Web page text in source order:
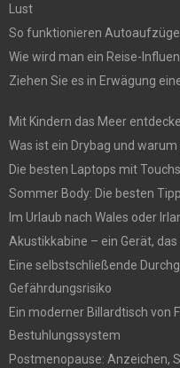
Lust
So funktionieren Autoaufzüge
Wie wird man ein Reise-
Ziehen Sie es in Erwägung
Mit Kindern das Meer
Was ist ein Drybag und
Die besten Laptops mit
Sommer Body: Die besten
Im Urlaub nach Wales oder
Akustikkabine – ein Gerät,
Eine selbstschließende
Gefährdungsrisiko
Ein moderner Billardtisch von
Bestuhlungssystem
Postmenopause: Anzeichen,